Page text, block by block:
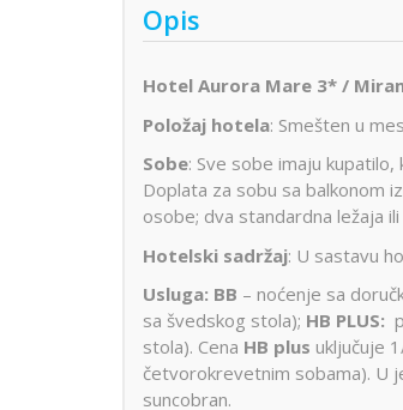
Opis
Hotel Aurora Mare 3* /
Položaj hotela: Smešten u
Sobe: Sve sobe imaju
Doplata za sobu sa balkonom
osobe; dva standardna ležaja
Hotelski sadržaj: U sastavu
Usluga: BB – noćenje sa
sa švedskog stola); HB PLUS:
stola). Cena HB plus uključuje
četvorokrevetnim sobama). U
suncobran.